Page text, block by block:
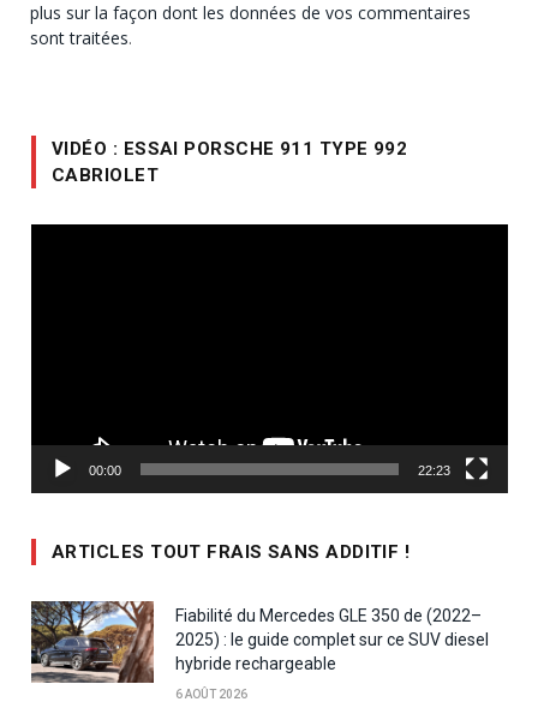
plus sur la façon dont les données de vos commentaires
sont traitées.
VIDÉO : ESSAI PORSCHE 911 TYPE 992
CABRIOLET
00:00 22:23
ARTICLES TOUT FRAIS SANS ADDITIF !
Fiabilité du Mercedes GLE 350 de (2022–
2025) : le guide complet sur ce SUV diesel
hybride rechargeable
6 AOÛT 2026